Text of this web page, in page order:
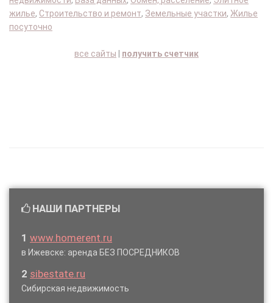
жилье, Строительство и ремонт, Земельные участки, Жилье
посуточно
все сайты получить счетчик
НАШИ ПАРТНЕРЫ
1 www.homerent.ru
в Ижевске: аренда БЕЗ ПОСРЕДНИКОВ
2 sibestate.ru
Сибирская недвижимость